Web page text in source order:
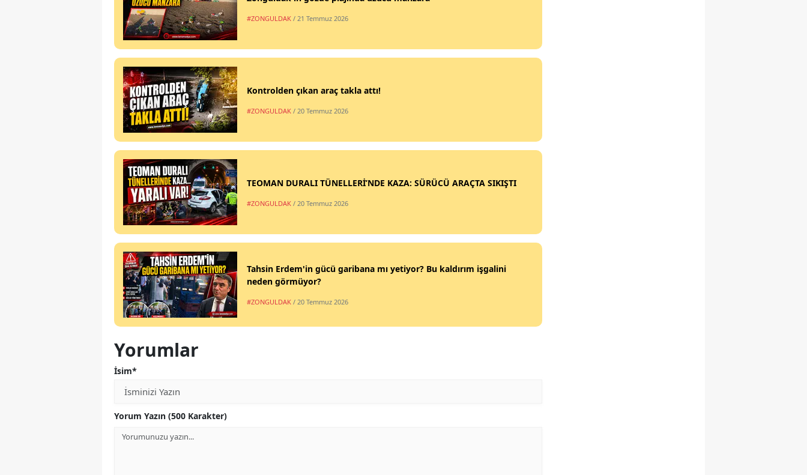
#ZONGULDAK / 21 Temmuz 2026
Kontrolden çıkan araç takla attı!
#ZONGULDAK / 20 Temmuz 2026
TEOMAN DURALI TÜNELLERİ’NDE KAZA: SÜRÜCÜ ARAÇTA SIKIŞTI
#ZONGULDAK / 20 Temmuz 2026
Tahsin Erdem'in gücü garibana mı yetiyor? Bu kaldırım işgalini
neden görmüyor?
#ZONGULDAK / 20 Temmuz 2026
Yorumlar
İsim*
Yorum Yazın (500 Karakter)